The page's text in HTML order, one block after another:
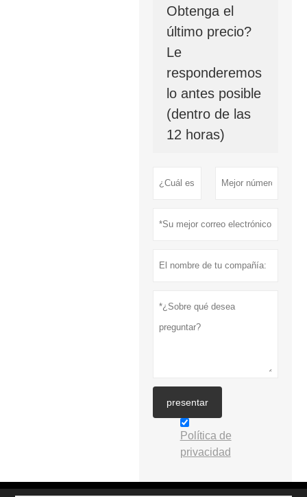
Obtenga el
último precio?
Le
responderemos
lo antes posible
(dentro de las
12 horas)
presentar
Política de
privacidad